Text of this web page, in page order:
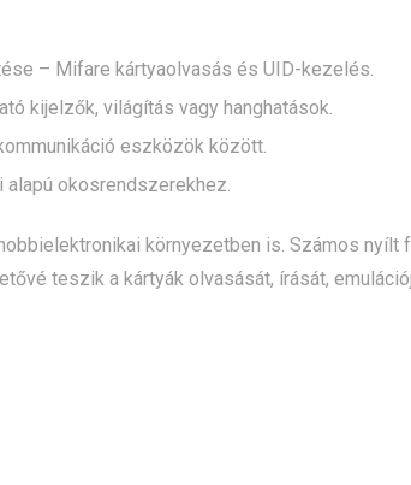
– Mifare kártyaolvasás és UID-kezelés.
kijelzők, világítás vagy hanghatások.
eszközök között.
okosrendszerekhez.
környezetben is. Számos nyílt
teszik a kártyák olvasását, írását,